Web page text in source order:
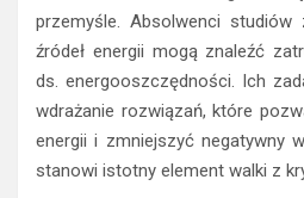
przemyśle. Absolwenci studiów
źródeł energii mogą znaleźć
ds. energooszczędności. Ich
wdrażanie rozwiązań, które
energii i zmniejszyć negatywny
stanowi istotny element walki z